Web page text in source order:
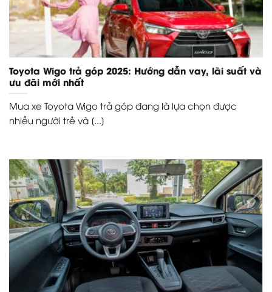
Toyota Wigo trả góp 2025: Hướng dẫn vay, lãi suất và
ưu đãi mới nhất
Mua xe Toyota Wigo trả góp đang là lựa chọn được
nhiều người trẻ và [...]